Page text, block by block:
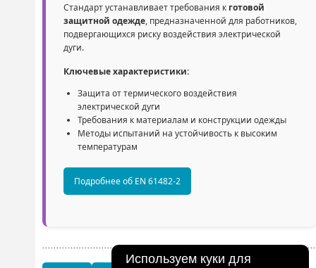
Стандарт устанавливает требования к готовой
защитной одежде, предназначенной для работников,
подвергающихся риску воздействия электрической
дуги.
Ключевые характеристики:
Защита от термического воздействия
электрической дуги
Требования к материалам и конструкции одежды
Методы испытаний на устойчивость к высоким
температурам
Подробнее об EN 61482-2
Используем куки для